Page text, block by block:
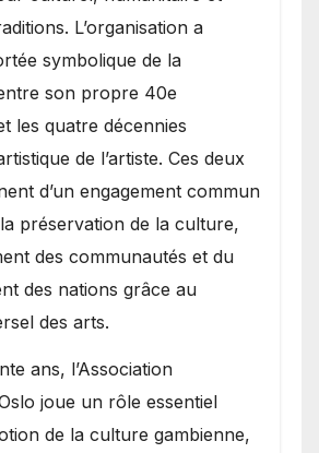
L’organisation a
symbolique de la
son propre 40e
les quatre décennies
de l’artiste. Ces deux
d’un engagement commun
préservation de la culture,
des communautés et du
des nations grâce au
des arts.
ans, l’Association
joue un rôle essentiel
de la culture gambienne,